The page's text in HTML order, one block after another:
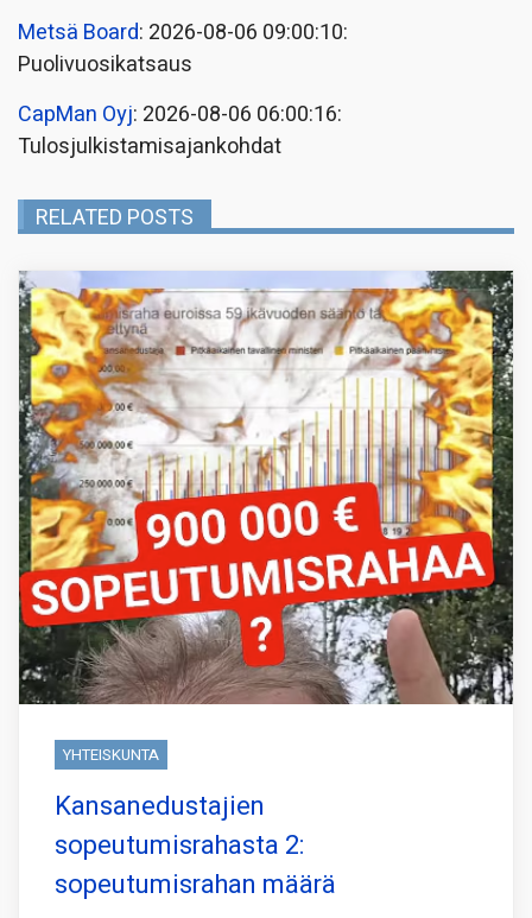
Metsä Board: 2026-08-06 09:00:10:
Puolivuosikatsaus
CapMan Oyj: 2026-08-06 06:00:16:
Tulosjulkistamisajankohdat
RELATED POSTS
YHTEISKUNTA
Kansanedustajien
sopeutumisrahasta 2:
sopeutumisrahan määrä